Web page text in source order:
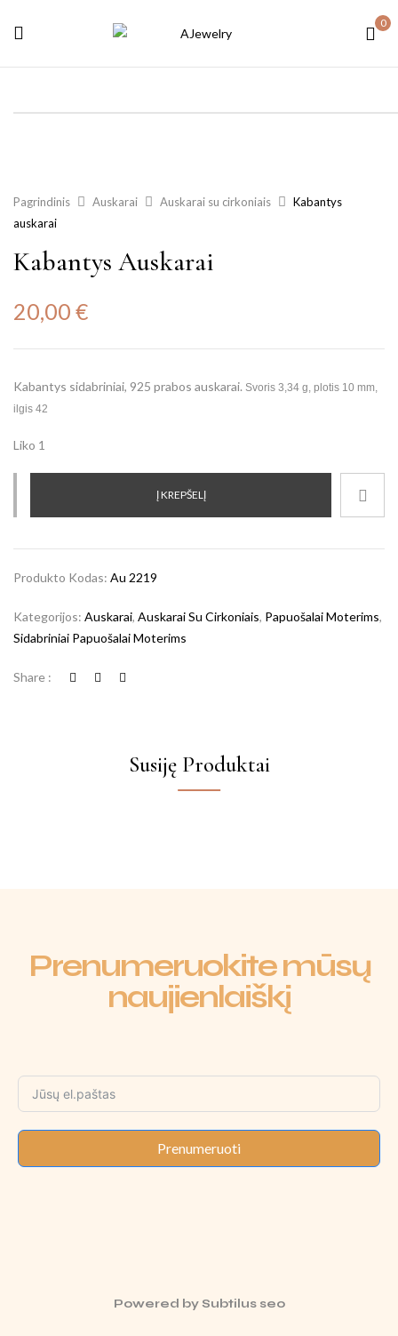
0
Pagrindinis Auskarai Auskarai su cirkoniais
Kabantys
auskarai
Kabantys Auskarai
20,00 €
Kabantys sidabriniai, 925 prabos auskarai. Svoris 3,34 g, plotis 10 mm,
ilgis 42
Liko 1
Į KREPŠELĮ
Produkto Kodas: Au 2219
Kategorijos: Auskarai, Auskarai Su Cirkoniais, Papuošalai Moterims,
Sidabriniai Papuošalai Moterims
Share :
Susiję Produktai
Prenumeruokite mūsų
naujienlaiškį
Prenumeruoti
Powered bySubtilus seo